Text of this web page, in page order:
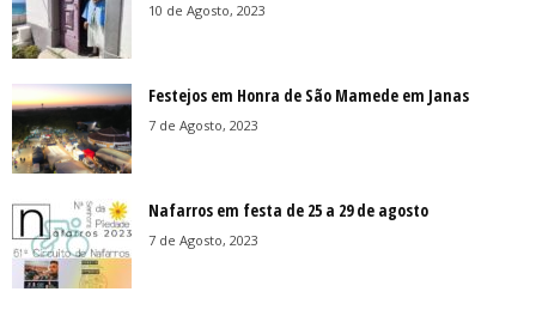
10 de Agosto, 2023
Festejos em Honra de São Mamede em Janas
7 de Agosto, 2023
Nafarros em festa de 25 a 29 de agosto
7 de Agosto, 2023